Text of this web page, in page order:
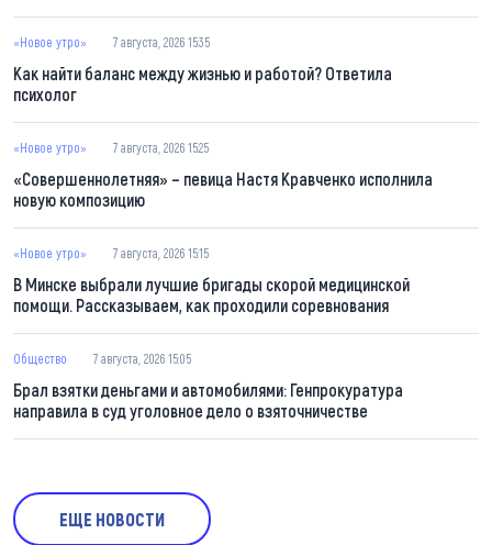
«Новое утро» 7 августа, 2026 15:35
Как найти баланс между жизнью и работой? Ответила
психолог
«Новое утро» 7 августа, 2026 15:25
«Совершеннолетняя» – певица Настя Кравченко исполнила
новую композицию
«Новое утро» 7 августа, 2026 15:15
В Минске выбрали лучшие бригады скорой медицинской
помощи. Рассказываем, как проходили соревнования
Общество 7 августа, 2026 15:05
Брал взятки деньгами и автомобилями: Генпрокуратура
направила в суд уголовное дело о взяточничестве
ЕЩЕ НОВОСТИ